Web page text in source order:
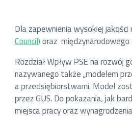
Dla zapewnienia wysokiej
Council)oraz
Rozdział Wpływ PSE na
nazywanego także „modelem
a przedsiębiorstwami. Model
przez GUS. Do pokazania, jak
miejsca pracy oraz